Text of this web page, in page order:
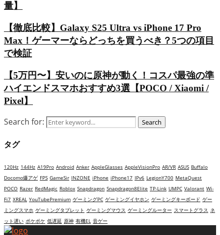
量】
【徹底比較】Galaxy S25 Ultra vs iPhone 17 Pro
Max！ゲーマーならどっちを買うべき？5つの項目
で検証
【5万円〜】安いのに原神が動く！コスパ最強の準
ハイエンドスマホおすすめ3選【POCO / Xiaomi /
Pixel】
Search for: Search
タグ
120Hz 144Hz A19Pro Android Anker AppleGlasses AppleVisionPro AR/VR ASUS Buffalo
Docomo爆アゲ FPS GameSir INZONE iPhone iPhone17 IPv6 LegionY700 MetaQuest
POCO Razer RedMagic Roblox Snapdragon Snapdragon8Elite TP-Link UMPC Valorant Wi-
Fi7 XREAL YouTubePremium ゲーミングPC ゲーミングイヤホン ゲーミングキーボード ゲー
ミングスマホ ゲーミングタブレット ゲーミングマウス ゲーミングルーター スマートグラス ネ
ット遅い ポケポケ 低遅延 原神 有機EL 音ゲー